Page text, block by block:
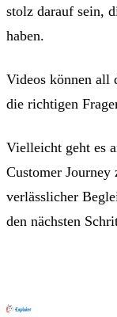
stolz darauf sein,
haben.
Videos können all
die richtigen
Vielleicht geht es
Customer Journey
verlässlicher
den nächsten